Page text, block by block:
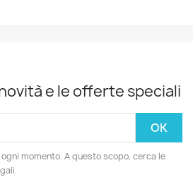
e le offerte speciali
momento. A questo scopo, cerca le